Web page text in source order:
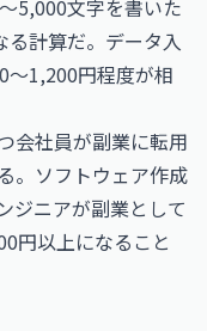
5,000文字を書いた
計算だ。データ入
〜1,200円程度が相
会社員が副業に転用
ソフトウェア作成
ジニアが副業として
円以上になること